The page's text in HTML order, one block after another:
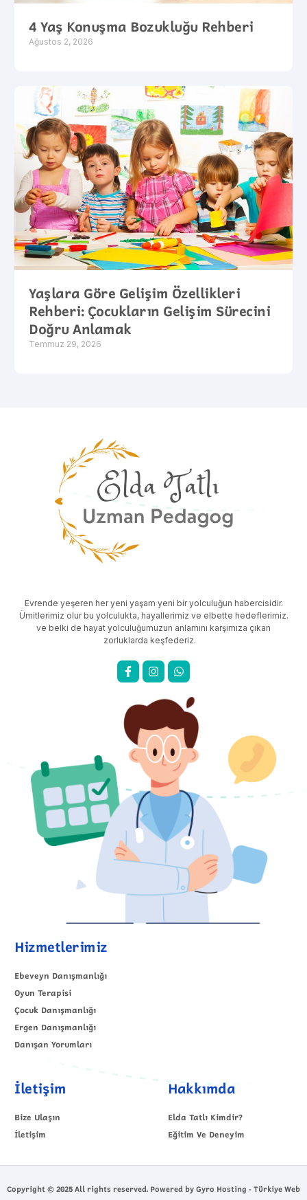
4 Yaş Konuşma Bozukluğu Rehberi
Ağustos 2, 2026
Yaşlara Göre Gelişim Özellikleri
Rehberi: Çocukların Gelişim Sürecini
Doğru Anlamak
Temmuz 29, 2026
Evrende yeşeren her yeni yaşam yeni bir yolculuğun habercisidir.
Ümitlerimiz olur bu yolculukta, hayallerimiz ve elbette hedeflerimiz.
ve belki de hayat yolculuğumuzun anlamını karşımıza çıkan
zorluklarda keşfederiz.
Hizmetlerimiz
Ebeveyn Danışmanlığı
Oyun Terapisi
Çocuk Danışmanlığı
Ergen Danışmanlığı
Danışan Yorumları
İletişim
Bize Ulaşın
İletişim
Hakkımda
Elda Tatlı Kimdir?
Eğitim Ve Deneyim
Copyright © 2025 All rights reserved. Powered by Gyro Hosting - Türkiye Web